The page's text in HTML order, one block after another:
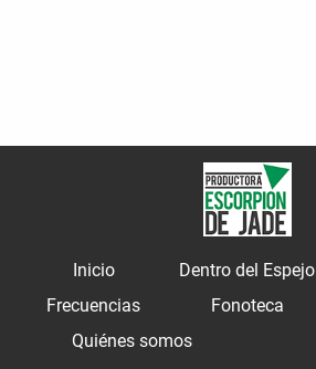
Inicio Dentro del Espejo
Frecuencias
Fonoteca
Quiénes somos